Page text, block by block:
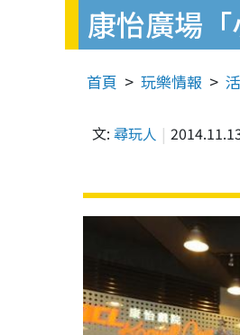
康怡廣場「
首頁 玩樂情報
文: 尋玩人